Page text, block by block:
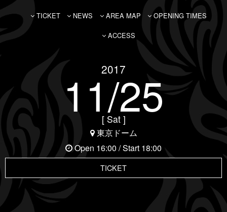
TICKET NEWS AREA MAP OPENING TIMES
ACCESS
2017
11/25
[ Sat ]
東京ドーム
Open 16:00 / Start 18:00
TICKET